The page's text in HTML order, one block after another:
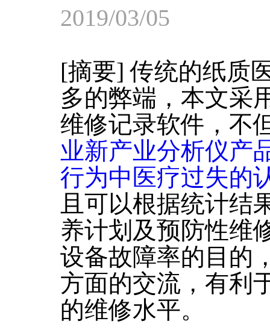
2019/03/05
[摘要] 传统的纸质
多的弊端，本文采
维修记录软件，不
业新产业分析仪产
行为中医疗过失的
且可以根据统计结
养计划及预防性维
设备故障率的目的
方面的交流，有利
的维修水平。